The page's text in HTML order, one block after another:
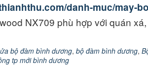
danh-muc/may-
NX709 phù hợp với quán
bộ đàm bình dương,bộ đàm bình dương,
tp mới bình dương